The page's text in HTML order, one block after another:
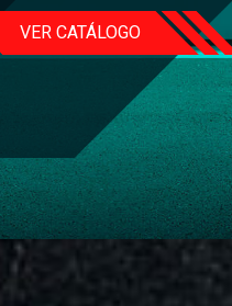
VER CATÁLOGO